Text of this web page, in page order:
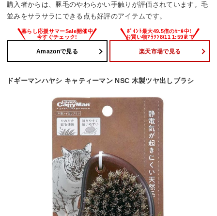
購入者からは、豚毛のやわらかい手触りが評価されています。毛
並みをサラサラにできる点も好評のアイテムです。
Amazonで見る 楽天市場で見る
ドギーマンハヤシ キャティーマン NSC 木製ツヤ出しブラシ